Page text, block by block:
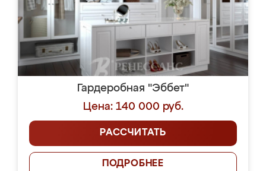
Гардеробная "Эббет"
Цена: 140 000 руб.
РАССЧИТАТЬ
ПОДРОБНЕЕ